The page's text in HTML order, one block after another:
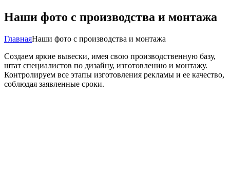
Наши фото с производства и монтажа
ГлавнаяНаши фото с производства и монтажа
Создаем яркие вывески, имея свою производственную базу,
штат специалистов по дизайну, изготовлению и монтажу.
Контролируем все этапы изготовления рекламы и ее качество,
соблюдая заявленные сроки.